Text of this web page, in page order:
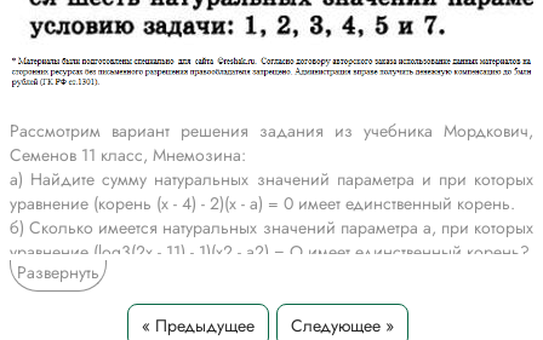
Рассмотрим вариант решения задания из учебника Мордкович,
Семенов 11 класс, Мнемозина:
а) Найдите сумму натуральных значений параметра и при которых
уравнение (корень (х - 4) - 2)(х - а) = 0 имеет единственный корень.
б) Сколько имеется натуральных значений параметра a, при которых
уравнение (log3(2x - 11) - 1)(х2 - а2) = О имеет единственный корень?
*Текст задания приводится исключительно в образовательных целях
для более полного понимания решения.
Развернуть
« Предыдущее Следующее »